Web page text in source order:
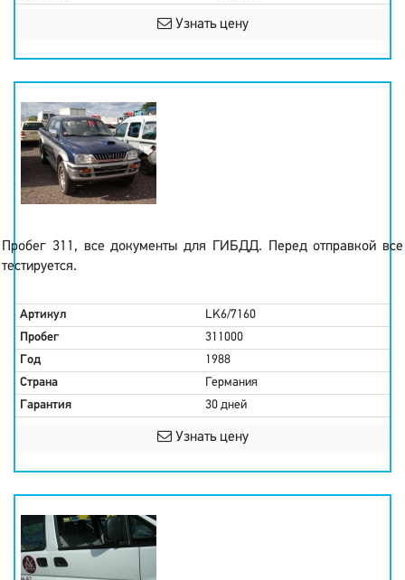
Узнать цену
Пробег 311, все документы для ГИБДД. Перед отправкой все
тестируется.
Артикул
LK6/7160
Пробег
311000
Год
1988
Страна
Германия
Гарантия
30 дней
Узнать цену